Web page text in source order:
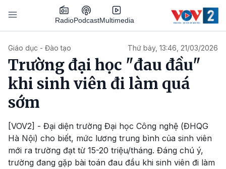
Nhảy đến nội dung
RadioPodcastMultimedia
Giáo dục - Đào tạo Thứ bảy, 13:46, 21/03/2026
Trường đại học "đau đầu"
khi sinh viên đi làm quá
sớm
[VOV2] - Đại diện trường Đại học Công nghệ (ĐHQG
Hà Nội) cho biết, mức lương trung bình của sinh viên
mới ra trường đạt từ 15-20 triệu/tháng. Đáng chú ý,
trường đang gặp bài toán đau đầu khi sinh viên đi làm